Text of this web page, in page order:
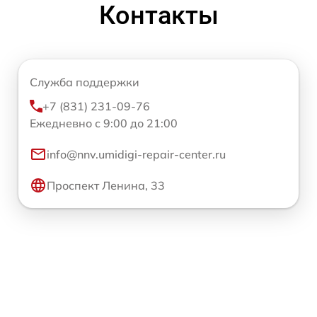
Контакты
Служба поддержки
+7 (831) 231-09-76
Ежедневно с 9:00 до 21:00
info@nnv.umidigi-repair-center.ru
Проспект Ленина, 33